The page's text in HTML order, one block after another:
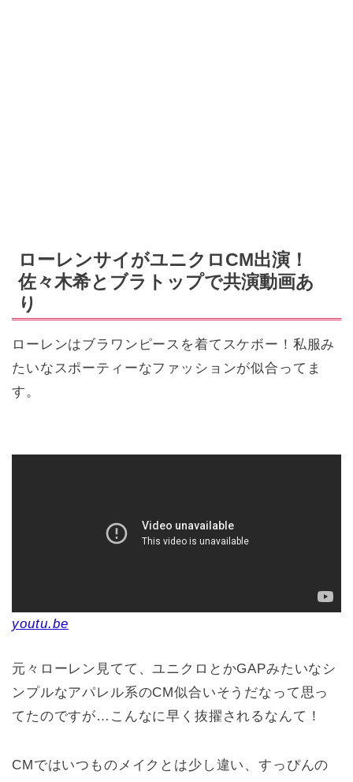
ローレンサイがユニクロCM出演！
佐々木希とブラトップで共演動画あ
り
ローレンはブラワンピースを着てスケボー！私服み
たいなスポーティーなファッションが似合ってま
す。
youtu.be
元々ローレン見てて、ユニクロとかGAPみたいなシ
ンプルなアパレル系のCM似合いそうだなって思っ
てたのですが…こんなに早く抜擢されるなんて！
CMではいつものメイクとは少し違い、すっぴんの